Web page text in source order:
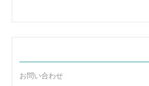
お問い合わせ